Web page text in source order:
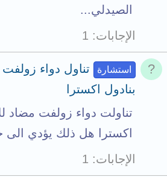
الصيدلي...
الإجابات
1
استشارة
تناول دواء زولفت
بنادول اكسترا
تناولت دواء زولفت مضاد
اكسترا هل ذلك يؤدي الى
الإجابات
1